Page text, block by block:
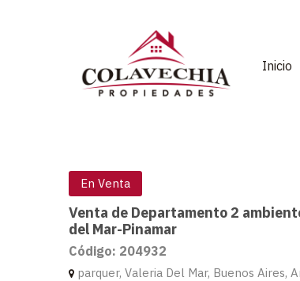
Inicio
En Venta
Venta de Departamento 2
del Mar-Pinamar
Código: 204932
parquer, Valeria Del Mar, Buenos Aires,